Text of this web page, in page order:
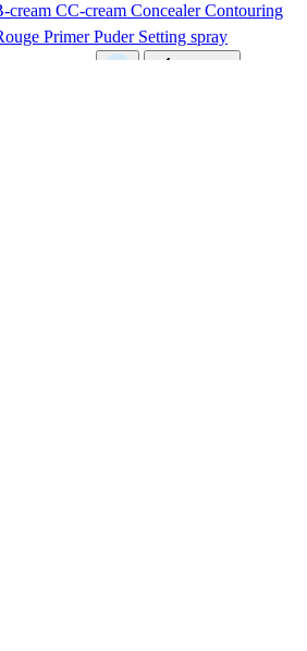
cream CC-cream ConcealerContouring
PrimerPuder Setting spray